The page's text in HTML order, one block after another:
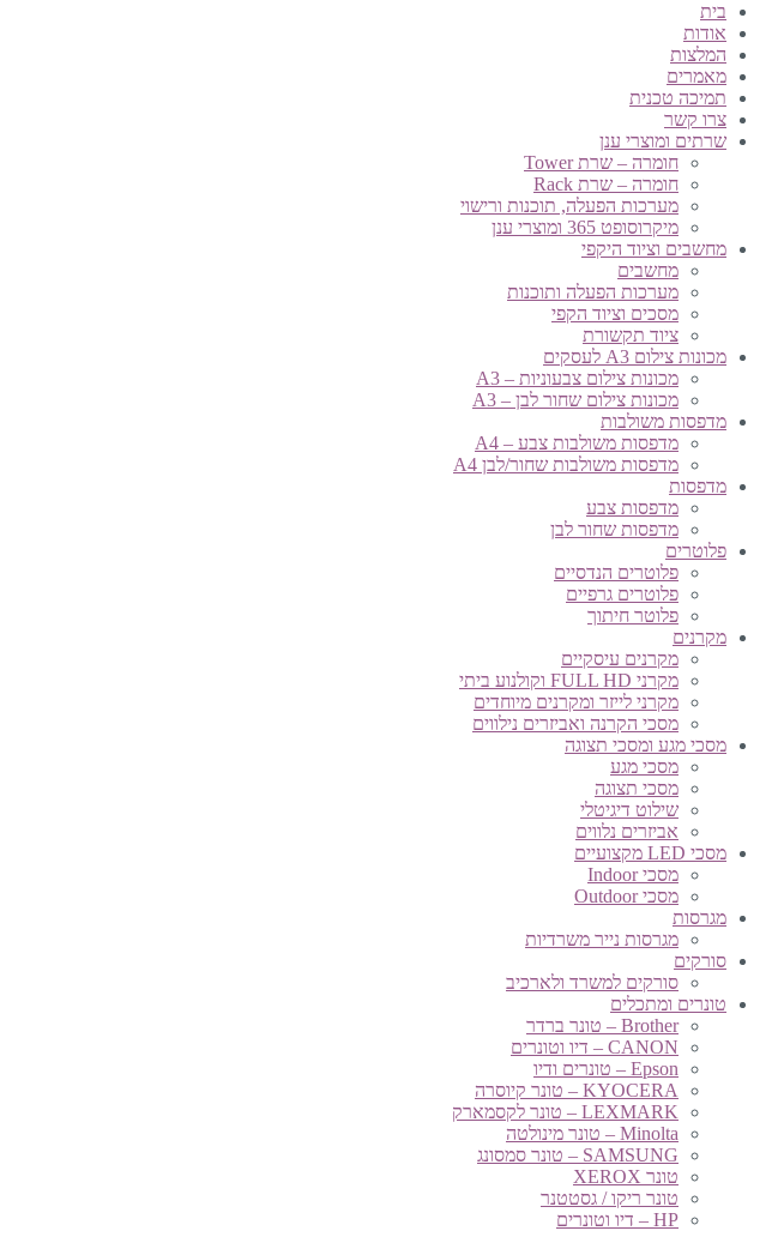
בית
אודות
המלצות
מאמרים
תמיכה טכנית
צרו קשר
שרתים ומוצרי ענן
חומרה – שרת Tower
חומרה – שרת Rack
מערכות הפעלה, תוכנות ורישוי
מיקרוסופט 365 ומוצרי ענן
מחשבים וציוד היקפי
מחשבים
מערכות הפעלה ותוכנות
מסכים וציוד הקפי
ציוד תקשורת
מכונות צילום A3 לעסקים
מכונות צילום צבעוניות – A3
מכונות צילום שחור לבן – A3
מדפסות משולבות
מדפסות משולבות צבע – A4
מדפסות משולבות שחור/לבן A4
מדפסות
מדפסות צבע
מדפסות שחור לבן
פלוטרים
פלוטרים הנדסיים
פלוטרים גרפיים
פלוטר חיתוך
מקרנים
מקרנים עיסקיים
מקרני FULL HD וקולנוע ביתי
מקרני לייזר ומקרנים מיוחדים
מסכי הקרנה ואביזרים נילווים
מסכי מגע ומסכי תצוגה
מסכי מגע
מסכי תצוגה
שילוט דיגיטלי
אביזרים נלווים
מסכי LED מקצועיים
מסכי Indoor
מסכי Outdoor
מגרסות
מגרסות נייר משרדיות
סורקים
סורקים למשרד ולארכיב
טונרים ומתכלים
Brother – טונר ברדר
CANON – דיו וטונרים
Epson – טונרים ודיו
KYOCERA – טונר קיוסרה
LEXMARK – טונר לקסמארק
Minolta – טונר מינולטה
SAMSUNG – טונר סמסונג
טונר XEROX
טונר ריקו / גסטטנר
HP – דיו וטונרים